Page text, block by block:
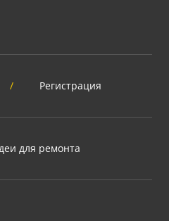
/ Регистрация
для ремонта